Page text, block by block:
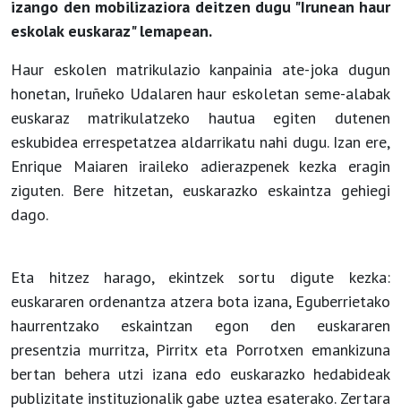
izango den mobilizaziora deitzen dugu "Irunean haur
eskolak euskaraz" lemapean.
Haur eskolen matrikulazio kanpainia ate-joka dugun
honetan, Iruñeko Udalaren haur eskoletan seme-alabak
euskaraz matrikulatzeko hautua egiten dutenen
eskubidea errespetatzea aldarrikatu nahi dugu. Izan ere,
Enrique Maiaren iraileko adierazpenek kezka eragin
ziguten. Bere hitzetan, euskarazko eskaintza gehiegi
dago.
Eta hitzez harago, ekintzek sortu digute kezka:
euskararen ordenantza atzera bota izana, Eguberrietako
haurrentzako eskaintzan egon den euskararen
presentzia murritza, Pirritx eta Porrotxen emankizuna
bertan behera utzi izana edo euskarazko hedabideak
publizitate instituzionalik gabe uztea esaterako. Zertara